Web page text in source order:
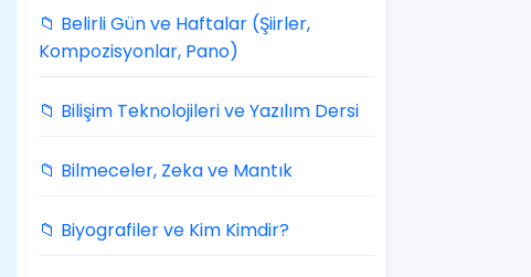
📁 Belirli Gün ve Haftalar (Şiirler,
Kompozisyonlar, Pano)
📁 Bilişim Teknolojileri ve Yazılım Dersi
📁 Bilmeceler, Zeka ve Mantık
📁 Biyografiler ve Kim Kimdir?